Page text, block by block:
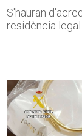
S'hauran
residència legal